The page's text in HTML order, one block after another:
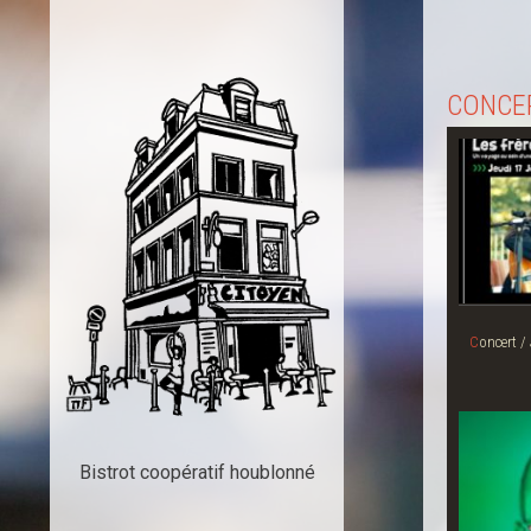
Bistrot coopératif houblonné
Concert / J17.01.2019 * 20h30 / Balkan et